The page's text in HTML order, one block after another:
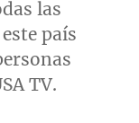
las
país
TV.